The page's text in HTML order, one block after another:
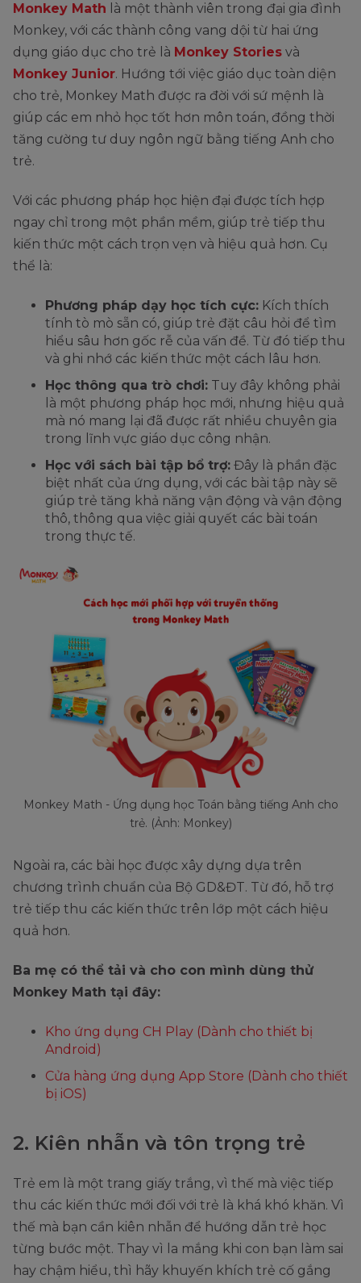
Monkey Math là một thành viên trong đại gia đình
Monkey, với các thành công vang dội từ hai ứng
dụng giáo dục cho trẻ là Monkey Stories và
Monkey Junior. Hướng tới việc giáo dục toàn diện
cho trẻ, Monkey Math được ra đời với sứ mệnh là
giúp các em nhỏ học tốt hơn môn toán, đồng thời
tăng cường tư duy ngôn ngữ bằng tiếng Anh cho
trẻ.
Với các phương pháp học hiện đại được tích hợp
ngay chỉ trong một phần mềm, giúp trẻ tiếp thu
kiến thức một cách trọn vẹn và hiệu quả hơn. Cụ
thể là:
Phương pháp dạy học tích cực: Kích thích
tính tò mò sẵn có, giúp trẻ đặt câu hỏi để tìm
hiểu sâu hơn gốc rễ của vấn đề. Từ đó tiếp thu
và ghi nhớ các kiến thức một cách lâu hơn.
Học thông qua trò chơi: Tuy đây không phải
là một phương pháp học mới, nhưng hiệu quả
mà nó mang lại đã được rất nhiều chuyên gia
trong lĩnh vực giáo dục công nhận.
Học với sách bài tập bổ trợ: Đây là phần đặc
biệt nhất của ứng dụng, với các bài tập này sẽ
giúp trẻ tăng khả năng vận động và vận động
thô, thông qua việc giải quyết các bài toán
trong thực tế.
Monkey Math - Ứng dụng học Toán bằng tiếng Anh cho
trẻ. (Ảnh: Monkey)
Ngoài ra, các bài học được xây dựng dựa trên
chương trình chuẩn của Bộ GD&ĐT. Từ đó, hỗ trợ
trẻ tiếp thu các kiến thức trên lớp một cách hiệu
quả hơn.
Ba mẹ có thể tải và cho con mình dùng thử
Monkey Math tại đây:
Kho ứng dụng CH Play (Dành cho thiết bị
Android)
Cửa hàng ứng dụng App Store (Dành cho thiết
bị iOS)
2. Kiên nhẫn và tôn trọng trẻ
Trẻ em là một trang giấy trắng, vì thế mà việc tiếp
thu các kiến thức mới đối với trẻ là khá khó khăn. Vì
thế mà bạn cần kiên nhẫn để hướng dẫn trẻ học
từng bước một. Thay vì la mắng khi con bạn làm sai
hay chậm hiểu, thì hãy khuyến khích trẻ cố gắng